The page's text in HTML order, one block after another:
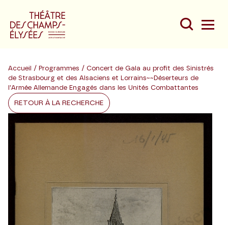
Du
Au
Accueil / Programmes / Concert de Gala au profit des Sinistrés
de Strasbourg et des Alsaciens et Lorrains~~Déserteurs de
l'Armée Allemande Engagés dans les Unités Combattantes
RETOUR À LA RECHERCHE